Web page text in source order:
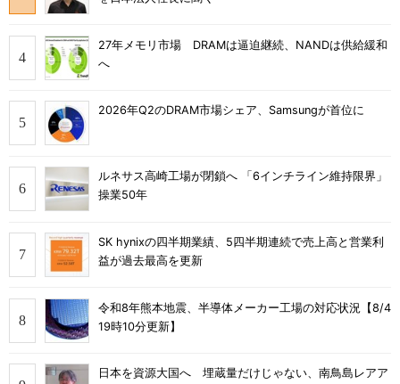
27年メモリ市場 DRAMは逼迫継続、NANDは供給緩和
へ
2026年Q2のDRAM市場シェア、Samsungが首位に
ルネサス高崎工場が閉鎖へ 「6インチライン維持限界」
操業50年
SK hynixの四半期業績、5四半期連続で売上高と営業利
益が過去最高を更新
令和8年熊本地震、半導体メーカー工場の対応状況【8/4
19時10分更新】
日本を資源大国へ 埋蔵量だけじゃない、南鳥島レアア